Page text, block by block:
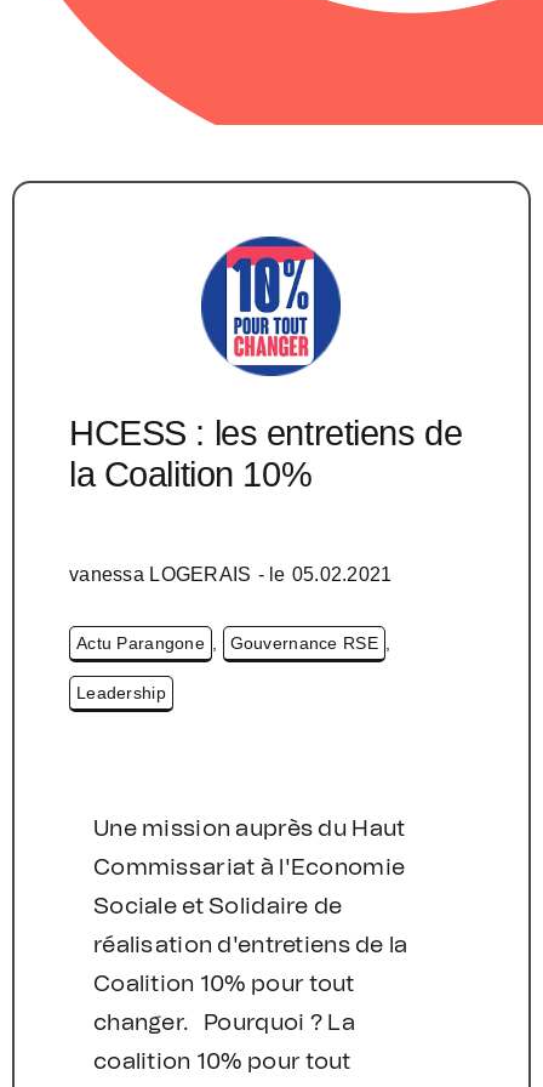
HCESS : les entretiens de
la Coalition 10%
vanessa LOGERAIS - le 05.02.2021
Actu Parangone Gouvernance RSE
Leadership
Une mission auprès du Haut
Commissariat à l'Economie
Sociale et Solidaire de
réalisation d'entretiens de la
Coalition 10% pour tout
changer. Pourquoi ? La
coalition 10% pour tout